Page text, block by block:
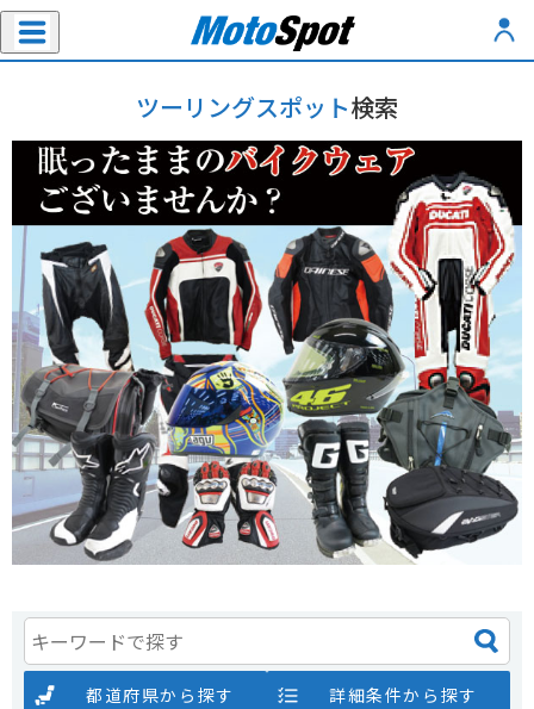
ツーリングスポット検索
都道府県から探す 詳細条件から探す